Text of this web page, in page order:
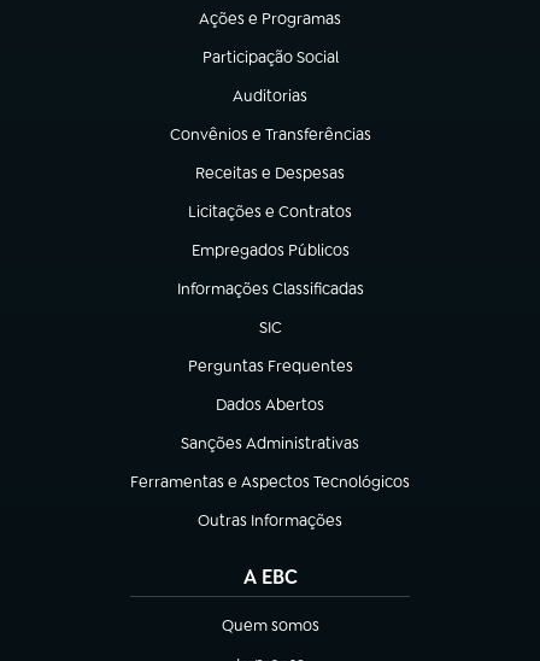
Ações e Programas
(abre em nova aba)
Participação Social
(abre em nova aba)
Auditorias
(abre em nova aba)
Convênios e Transferências
(abre em nova aba)
Receitas e Despesas
(abre em nova aba)
Licitações e Contratos
(abre em nova aba)
Empregados Públicos
(abre em nova aba)
Informações Classificadas
(abre em nova aba)
SIC
(abre em nova aba)
Perguntas Frequentes
(abre em nova aba)
Dados Abertos
(abre em nova aba)
Sanções Administrativas
(abre em nova aba)
Ferramentas e Aspectos Tecnológicos
(abre em nova aba)
Outras Informações
(abre em nova aba)
A EBC
Quem somos
(abre em nova aba)